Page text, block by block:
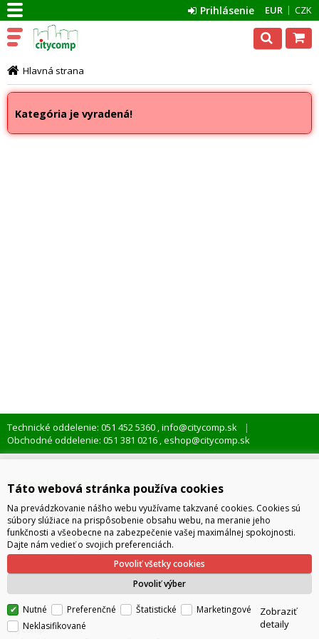
EUR CZK
Prihlásenie
Hlavná strana
Kategória je vyradená!
Technické oddelenie: 051 452 5360 ,info@citycomp.sk
Obchodné oddelenie: 051 381 0216 ,eshop@citycomp.sk
O spoločnosti
Kto je citycomp
Ako nakupovať
citycomp
Táto webová stránka používa cookies
Na prevádzkovanie nášho webu využívame takzvané cookies. Cookies sú
súbory slúžiace na prispôsobenie obsahu webu, na meranie jeho
funkčnosti a všeobecne na zabezpečenie vašej maximálnej spokojnosti.
Dajte nám vedieť o svojich preferenciách.
Povoliť výber
Povoliť všetky cookies
Nutné Preferenčné Štatistické
Marketingové
Neklasifikované
Zobraziť
detaily